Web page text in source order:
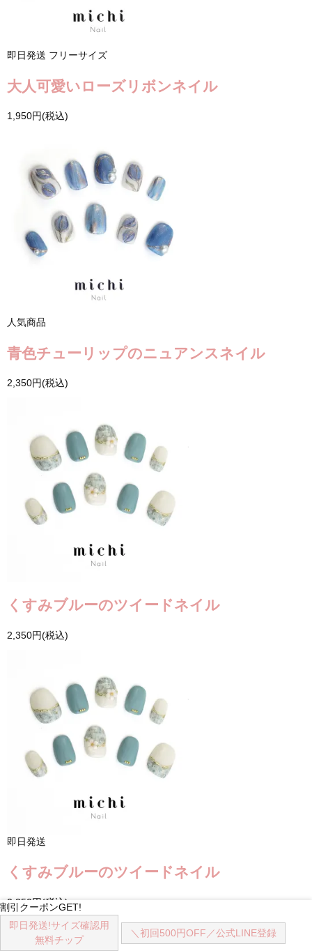
即日発送 フリーサイズ
大人可愛いローズリボンネイル
1,950円(税込)
人気商品
青色チューリップのニュアンスネイル
2,350円(税込)
くすみブルーのツイードネイル
2,350円(税込)
即日発送
くすみブルーのツイードネイル
2,350円(税込)
割引クーポンGET!
即日発送!サイズ確認用
無料チップ
＼初回500円OFF／公式LINE登録